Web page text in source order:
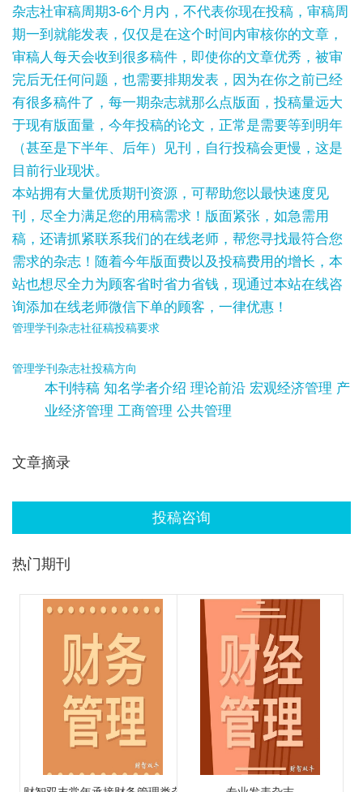
杂志社审稿周期3-6个月内，不代表你现在投稿，审稿周
期一到就能发表，仅仅是在这个时间内审核你的文章，
审稿人每天会收到很多稿件，即使你的文章优秀，被审
完后无任何问题，也需要排期发表，因为在你之前已经
有很多稿件了，每一期杂志就那么点版面，投稿量远大
于现有版面量，今年投稿的论文，正常是需要等到明年
（甚至是下半年、后年）见刊，自行投稿会更慢，这是
目前行业现状。
本站拥有大量优质期刊资源，可帮助您以最快速度见
刊，尽全力满足您的用稿需求！版面紧张，如急需用
稿，还请抓紧联系我们的在线老师，帮您寻找最符合您
需求的杂志！随着今年版面费以及投稿费用的增长，本
站也想尽全力为顾客省时省力省钱，现通过本站在线咨
询添加在线老师微信下单的顾客，一律优惠！
管理学刊杂志社征稿投稿要求
管理学刊杂志社投稿方向
本刊特稿 知名学者介绍 理论前沿 宏观经济管理 产
业经济管理 工商管理 公共管理
文章摘录
投稿咨询
热门期刊